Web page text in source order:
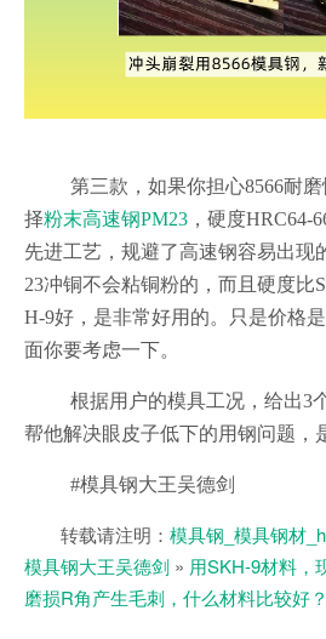
第三款，如果你担心8566耐
择粉末高速钢PM23 ，硬度HRC64-
先进工艺，规避了高速钢容易出现
23冲铜不会粘铜粉的，而且硬度比
H-9好，是非常好用的。只是价格
面你要考虑一下。
根据用户的模具工况，给出3
帮他解决眼皮子低下的用钢问题，
#模具钢大王吴德剑
转载请注明： 模具钢_模具钢材
模具钢大王吴德剑 » 用SKH-9材料，
磨损R角产生毛刺，什么材料比较好？